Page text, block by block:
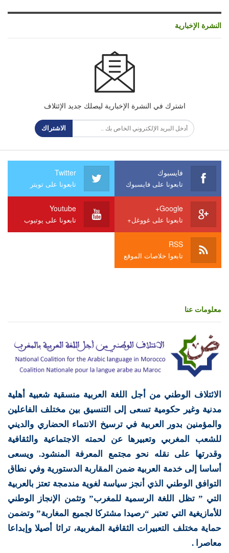
النشرة الإخبارية
اشترك في النشرة الإخبارية ليصلك جديد الإئتلاف
الاشتراك
فايسبوك
تابعونا على فايسبوك
Twitter
تابعونا على تويتر
Google+
تابعونا على غووغل+
Youtube
تابعونا على يوتيوب
RSS
تابعوا خلاصات الموقع
معلومات عنا
الائتلاف الوطني من أجل اللغة العربية منسقية شعبية أهلية
مدنية وغير حكومية تسعى إلى التنسيق بين مختلف الفاعلين
والمؤمنين بدور العربية في ترسيخ الانتماء الحضاري والديني
للشعب المغربي وتعبيرها عن لحمته الاجتماعية والثقافية
وقدرتها على نقله نحو مجتمع المعرفة المنشود. ويسعى
أساسا إلى خدمة العربية ضمن المقاربة الدستورية وفي نطاق
التوافق الوطني الذي أنجز سياسة لغوية مندمجة تعتز بالعربية
التي ” تظل اللغة الرسمية للمغرب” وتثمن الإنجاز الوطني
للأمازيغية التي تعتبر “رصيدا مشتركا لجميع المغاربة” وتضمن
حماية مختلف التعبيرات الثقافية المغربية، تراثا أصيلا وإبداعا
معاصرا .